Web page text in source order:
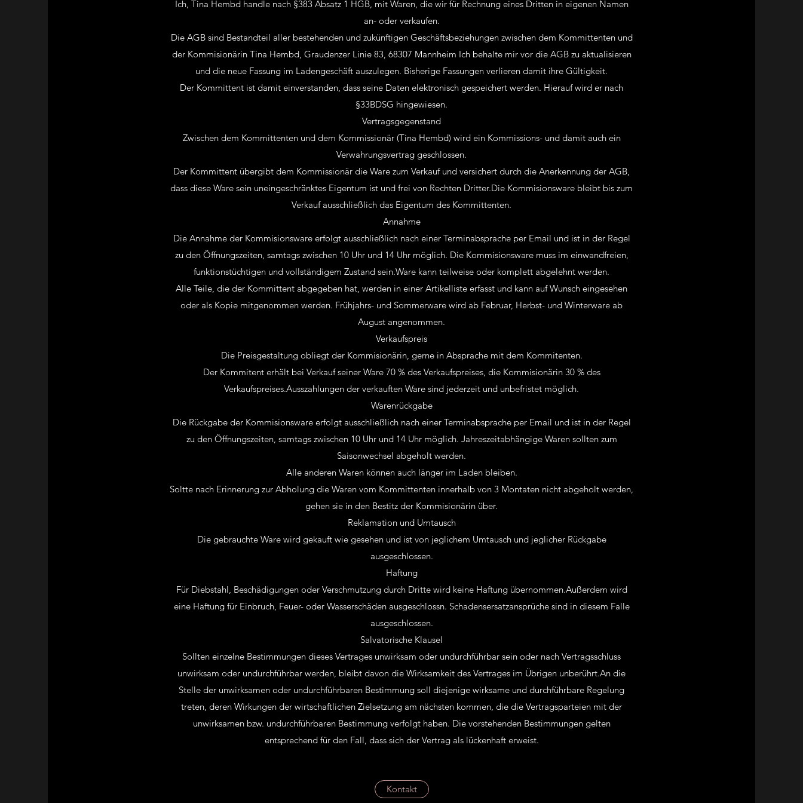
Ich, Tina Hembd handle nach §383 Absatz 1 HGB, mit Waren, die wir für Rechnung eines Dritten in eigenen Namen
an- oder verkaufen.
Die AGB sind Bestandteil aller bestehenden und zukünftigen Geschäftsbeziehungen zwischen dem Kommittenten und
der Kommisionärin Tina Hembd, Graudenzer Linie 83, 68307 Mannheim Ich behalte mir vor die AGB zu aktualisieren
und die neue Fassung im Ladengeschäft auszulegen. Bisherige Fassungen verlieren damit ihre Gültigkeit.
Der Kommittent ist damit einverstanden, dass seine Daten elektronisch gespeichert werden. Hierauf wird er nach
§33BDSG hingewiesen.
Vertragsgegenstand
Zwischen dem Kommittenten und dem Kommissionär (Tina Hembd) wird ein Kommissions- und damit auch ein
Verwahrungsvertrag geschlossen.
Der Kommittent übergibt dem Kommissionär die Ware zum Verkauf und versichert durch die Anerkennung der AGB,
dass diese Ware sein uneingeschränktes Eigentum ist und frei von Rechten Dritter.Die Kommisionsware bleibt bis zum
Verkauf ausschließlich das Eigentum des Kommittenten.
Annahme
Die Annahme der Kommisionsware erfolgt ausschließlich nach einer Terminabsprache per Email und ist in der Regel
zu den Öffnungszeiten, samtags zwischen 10 Uhr und 14 Uhr möglich. Die Kommisionsware muss im einwandfreien,
funktionstüchtigen und vollständigem Zustand sein.Ware kann teilweise oder komplett abgelehnt werden.
Alle Teile, die der Kommittent abgegeben hat, werden in einer Artikelliste erfasst und kann auf Wunsch eingesehen
oder als Kopie mitgenommen werden. Frühjahrs- und Sommerware wird ab Februar, Herbst- und Winterware ab
August angenommen.
Verkaufspreis
Die Preisgestaltung obliegt der Kommisionärin, gerne in Absprache mit dem Kommitenten.
Der Kommitent erhält bei Verkauf seiner Ware 70 % des Verkaufspreises, die Kommisionärin 30 % des
Verkaufspreises.Ausszahlungen der verkauften Ware sind jederzeit und unbefristet möglich.
Warenrückgabe
Die Rückgabe der Kommisionsware erfolgt ausschließlich nach einer Terminabsprache per Email und ist in der Regel
zu den Öffnungszeiten, samtags zwischen 10 Uhr und 14 Uhr möglich. Jahreszeitabhängige Waren sollten zum
Saisonwechsel abgeholt werden.
Alle anderen Waren können auch länger im Laden bleiben.
Soltte nach Erinnerung zur Abholung die Waren vom Kommittenten innerhalb von 3 Montaten nicht abgeholt werden,
gehen sie in den Bestitz der Kommisionärin über.
Reklamation und Umtausch
Die gebrauchte Ware wird gekauft wie gesehen und ist von jeglichem Umtausch und jeglicher Rückgabe
ausgeschlossen.
Haftung
Für Diebstahl, Beschädigungen oder Verschmutzung durch Dritte wird keine Haftung übernommen.Außerdem wird
eine Haftung für Einbruch, Feuer- oder Wasserschäden ausgeschlossn. Schadensersatzansprüche sind in diesem Falle
ausgeschlossen.
Salvatorische Klausel
Sollten einzelne Bestimmungen dieses Vertrages unwirksam oder undurchführbar sein oder nach Vertragsschluss
unwirksam oder undurchführbar werden, bleibt davon die Wirksamkeit des Vertrages im Übrigen unberührt.An die
Stelle der unwirksamen oder undurchführbaren Bestimmung soll diejenige wirksame und durchführbare Regelung
treten, deren Wirkungen der wirtschaftlichen Zielsetzung am nächsten kommen, die die Vertragsparteien mit der
unwirksamen bzw. undurchführbaren Bestimmung verfolgt haben. Die vorstehenden Bestimmungen gelten
entsprechend für den Fall, dass sich der Vertrag als lückenhaft erweist.
Kontakt